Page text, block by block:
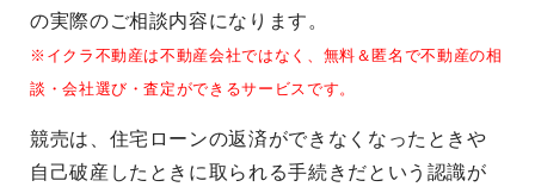
の実際のご相談内容になります。
※イクラ不動産は不動産会社ではなく、無料＆匿名で不動産の相
談・会社選び・査定ができるサービスです。
競売は、住宅ローンの返済ができなくなったときや
自己破産したときに取られる手続きだという認識が